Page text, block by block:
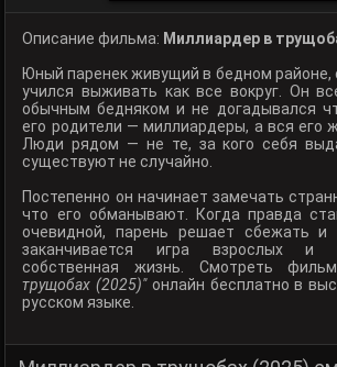
Описание фильма: Миллиардер в
Юный паренек живущий в бедном районе,
учился выживать как все вокруг. Он
обычным бедняком и не догадывался
его родители — миллиардеры, а вся его
Люди рядом — не те, за кого себя
существуют не случайно.
Постепенно он начинает замечать
что его обманывают. Когда правда
очевидной, парень решает сбежать и
заканчивается игра взрослых и
собственная жизнь. Смотреть
трущобах (2025)"онлайн бесплатно в
русском языке.